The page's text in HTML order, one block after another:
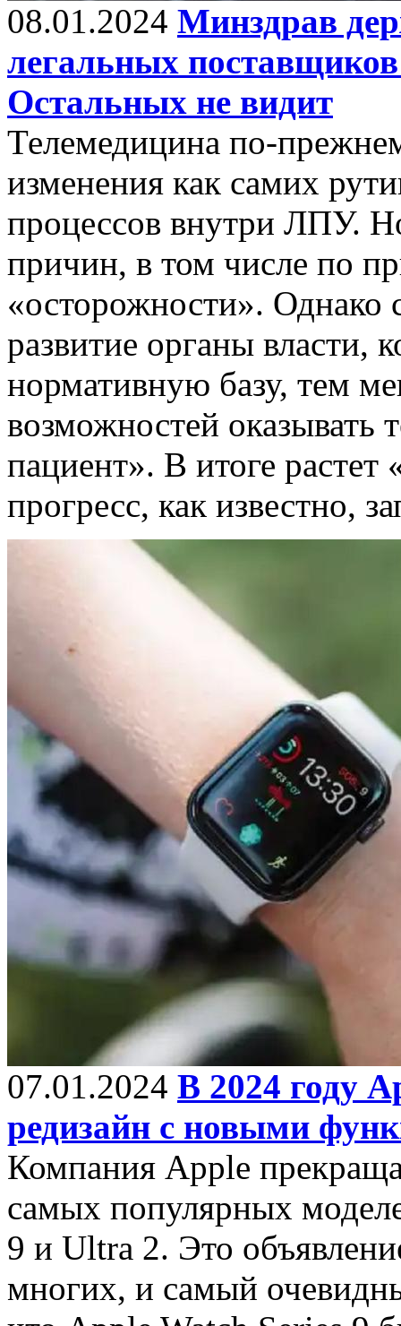
08.01.2024 Минздрав
легальных
Остальных не видит
Телемедицина по-
изменения как самих
процессов внутри ЛПУ.
причин, в том числе по
«осторожности». Однако
развитие органы власти,
нормативную базу, тем
возможностей оказывать
пациент». В итоге
прогресс, как известно,
07.01.2024 В 2024 году
редизайн с новыми
Компания Apple
самых популярных
9 и Ultra 2. Это
многих, и самый